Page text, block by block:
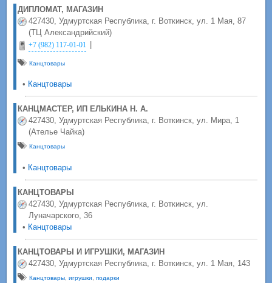
ДИПЛОМАТ, МАГАЗИН
427430, Удмуртская Республика, г. Воткинск, ул. 1 Мая, 87
(ТЦ Александрийский)
+7 (982) 117-01-01
Канцтовары
• Канцтовары
КАНЦМАСТЕР, ИП ЕЛЬКИНА Н. А.
427430, Удмуртская Республика, г. Воткинск, ул. Мира, 1
(Ателье Чайка)
Канцтовары
• Канцтовары
КАНЦТОВАРЫ
427430, Удмуртская Республика, г. Воткинск, ул.
Луначарского, 36
• Канцтовары
КАНЦТОВАРЫ И ИГРУШКИ, МАГАЗИН
427430, Удмуртская Республика, г. Воткинск, ул. 1 Мая, 143
Канцтовары, игрушки подарки